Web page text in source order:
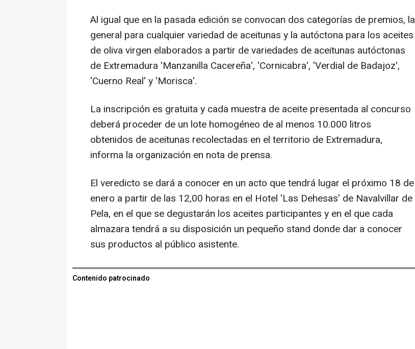
Al igual que en la pasada edición se convocan dos categorías de premios, la
general para cualquier variedad de aceitunas y la autóctona para los aceites
de oliva virgen elaborados a partir de variedades de aceitunas autóctonas
de Extremadura 'Manzanilla Cacereña', 'Cornicabra', 'Verdial de Badajoz',
'Cuerno Real' y 'Morisca'.
La inscripción es gratuita y cada muestra de aceite presentada al concurso
deberá proceder de un lote homogéneo de al menos 10.000 litros
obtenidos de aceitunas recolectadas en el territorio de Extremadura,
informa la organización en nota de prensa.
El veredicto se dará a conocer en un acto que tendrá lugar el próximo 18 de
enero a partir de las 12,00 horas en el Hotel 'Las Dehesas' de Navalvillar de
Pela, en el que se degustarán los aceites participantes y en el que cada
almazara tendrá a su disposición un pequeño stand donde dar a conocer
sus productos al público asistente.
Contenido patrocinado